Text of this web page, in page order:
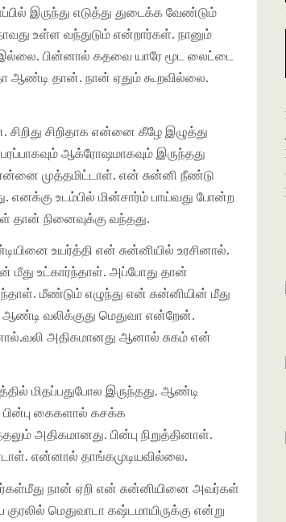
இருந்து எடுத்து துடைக்க வேண்டும்
உள்ள வந்துடும் என்றார்கள். நானும்
இல்லை. பின்னால் கதவை யாரே மூட லைட்டை
ஆண்டி தான். நான் ஏதும் கூறவில்லை.
சிறிதாக என்னை கீழே இழுத்து
ஆக்ரோஷமாகவும் இருந்தது
முத்தமிட்டாள். என் சுன்னி நீண்டு
எனக்கு உடம்பில் மின்சார்ம் பாய்வது போன்ற
தான் நினைவுக்கு வந்தது.
உயர்த்தி என் சுன்னியில் உரசினால்.
மீது உட்கார்ந்தாள். அப்போது தான்
மீண்டும் எழுந்து என் சுன்னியின் மீது
வலிக்குது மெதுவா என்றேன்.
அதிகமானது ஆனால் சுகம் என்
மிதப்பதுபோல இருந்தது. ஆண்டி
கைகளால் கசக்க
அதிகமானது. பின்பு நிறுத்தினாள்.
என்னால் தாங்கமுடியவில்லை.
நான் ஏறி என் சுன்னியினை அவர்கள்
மெதுவாடா கஷ்டமாயிருக்கு என்று